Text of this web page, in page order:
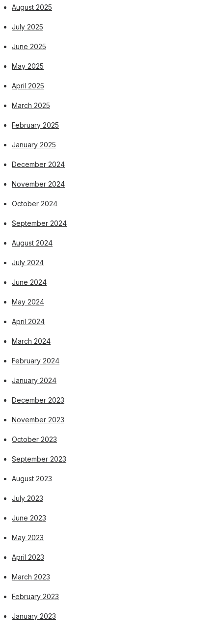
August 2025
July 2025
June 2025
May 2025
April 2025
March 2025
February 2025
January 2025
December 2024
November 2024
October 2024
September 2024
August 2024
July 2024
June 2024
May 2024
April 2024
March 2024
February 2024
January 2024
December 2023
November 2023
October 2023
September 2023
August 2023
July 2023
June 2023
May 2023
April 2023
March 2023
February 2023
January 2023